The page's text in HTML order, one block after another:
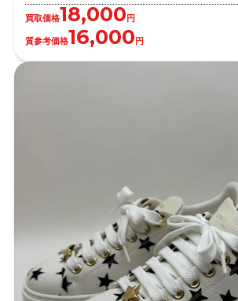
買取価格18,000円
質参考価格16,000円